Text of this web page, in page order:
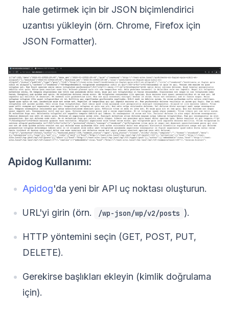
hale getirmek için bir JSON biçimlendirici
uzantısı yükleyin (örn. Chrome, Firefox için
JSON Formatter).
Apidog Kullanımı:
Apidog'da yeni bir API uç noktası oluşturun.
URL'yi girin (örn. /wp-json/wp/v2/posts ).
HTTP yöntemini seçin (GET, POST, PUT,
DELETE).
Gerekirse başlıkları ekleyin (kimlik doğrulama
için).